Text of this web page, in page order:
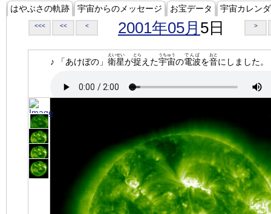
はやぶさの軌跡 宇宙からのメッセージ お宝データ 宇宙カレン
<<< << < 2001年05月 5日 >
♪ 「あけぼの」 衛星
えいせい
が捉
とら
えた宇宙
うちゅう
の電波
でんぱ
を音
おと
にしました。